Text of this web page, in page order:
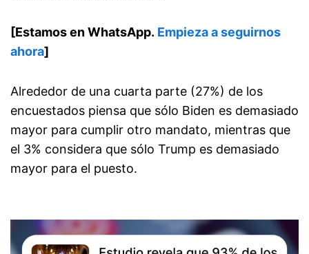
[Estamos en WhatsApp. Empieza a seguirnos
ahora]
Alrededor de una cuarta parte (27%) de los
encuestados piensa que sólo Biden es demasiado
mayor para cumplir otro mandato, mientras que
el 3% considera que sólo Trump es demasiado
mayor para el puesto.